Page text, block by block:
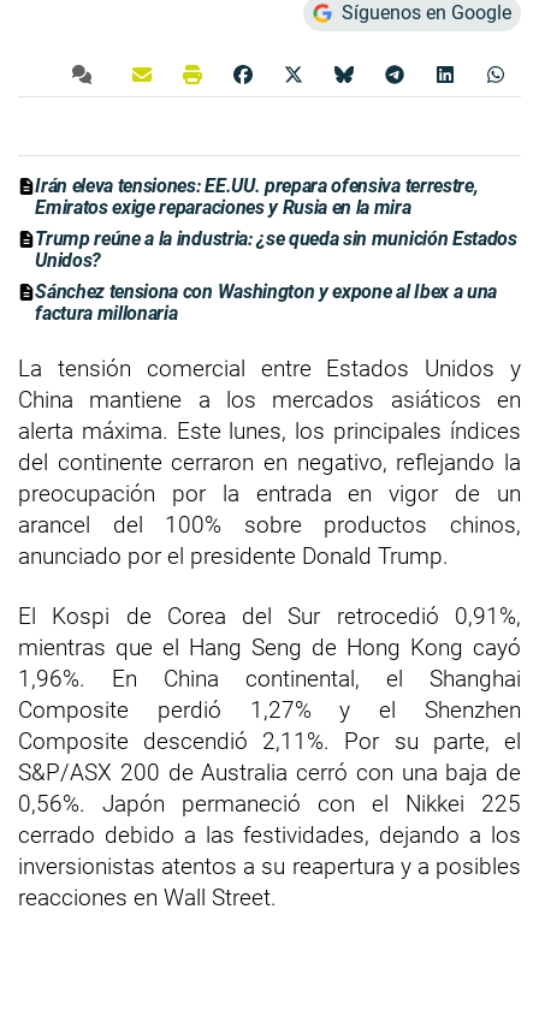
Síguenos en Google
Irán eleva tensiones: EE.UU. prepara ofensiva terrestre,
Emiratos exige reparaciones y Rusia en la mira
Trump reúne a la industria: ¿se queda sin munición Estados
Unidos?
Sánchez tensiona con Washington y expone al Ibex a una
factura millonaria
La tensión comercial entre Estados Unidos y
China mantiene a los mercados asiáticos en
alerta máxima. Este lunes, los principales índices
del continente cerraron en negativo, reflejando la
preocupación por la entrada en vigor de un
arancel del 100% sobre productos chinos,
anunciado por el presidente Donald Trump.
El Kospi de Corea del Sur retrocedió 0,91%,
mientras que el Hang Seng de Hong Kong cayó
1,96%. En China continental, el Shanghai
Composite perdió 1,27% y el Shenzhen
Composite descendió 2,11%. Por su parte, el
S&P/ASX 200 de Australia cerró con una baja de
0,56%. Japón permaneció con el Nikkei 225
cerrado debido a las festividades, dejando a los
inversionistas atentos a su reapertura y a posibles
reacciones en Wall Street.